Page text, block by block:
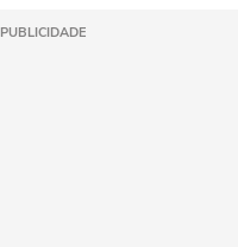
PUBLICIDADE